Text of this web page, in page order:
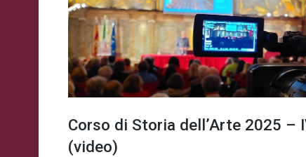
Corso di Storia dell’Arte 2025 –
(video)